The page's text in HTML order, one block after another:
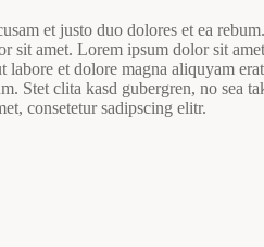
et justo duo dolores et ea
sit amet. Lorem ipsum dolor sit
labore et dolore magna aliquyam
Stet clita kasd gubergren, no sea
consetetur sadipscing elitr.